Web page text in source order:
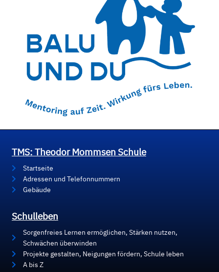
TMS: Theodor Mommsen Schule
Startseite
Adressen und Telefonnummern
Gebäude
Schulleben
Sorgenfreies Lernen ermöglichen, Stärken nutzen,
Schwächen überwinden
Projekte gestalten, Neigungen fördern, Schule leben
A bis Z